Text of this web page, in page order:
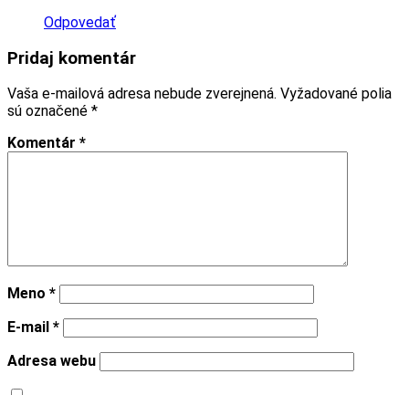
Odpovedať
Pridaj komentár
Vaša e-mailová adresa nebude zverejnená. Vyžadované polia
sú označené *
Komentár *
Meno *
E-mail *
Adresa webu